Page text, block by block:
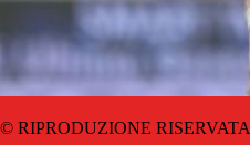
© RIPRODUZIONE RISERVATA